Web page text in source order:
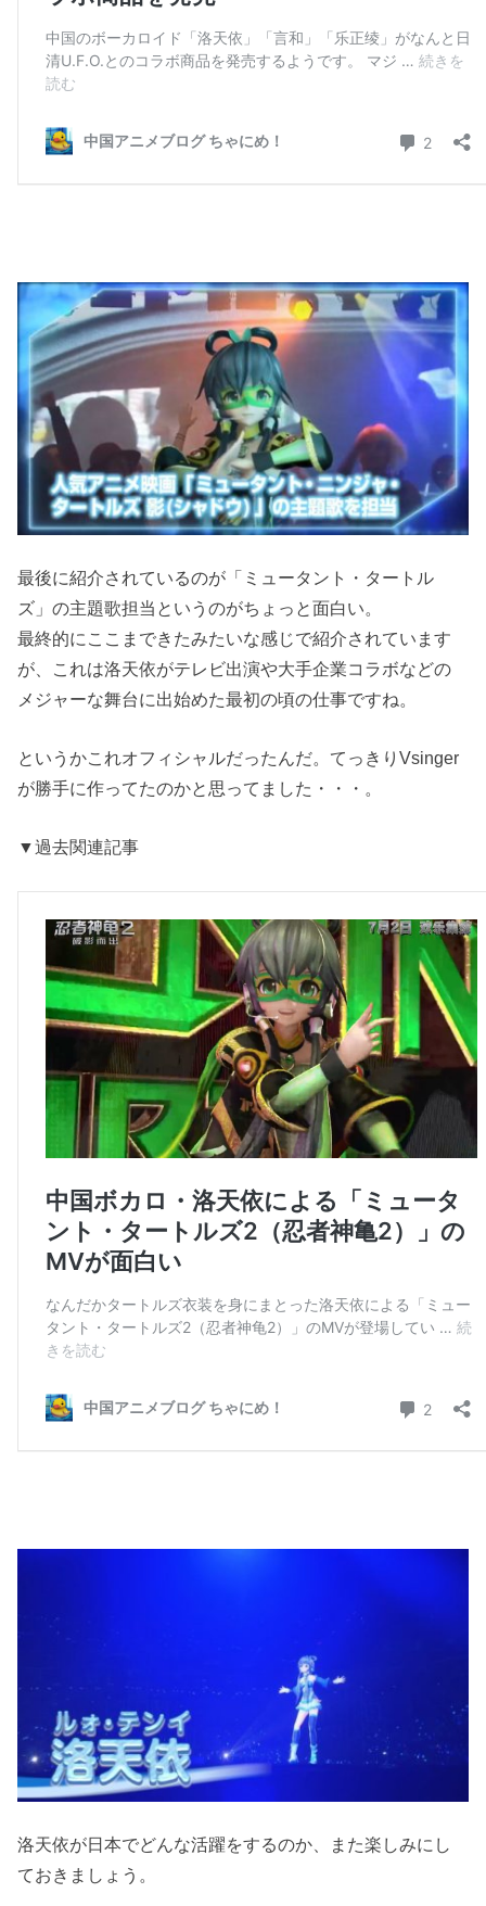
最後に紹介されているのが「ミュータント・タートル
ズ」の主題歌担当というのがちょっと面白い。
最終的にここまできたみたいな感じで紹介されています
が、これは洛天依がテレビ出演や大手企業コラボなどの
メジャーな舞台に出始めた最初の頃の仕事ですね。
というかこれオフィシャルだったんだ。てっきりVsinger
が勝手に作ってたのかと思ってました・・・。
▼過去関連記事
洛天依が日本でどんな活躍をするのか、また楽しみにし
ておきましょう。